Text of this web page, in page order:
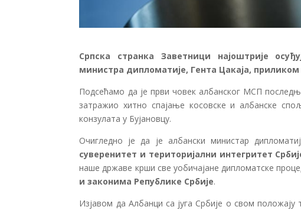
Српска странка Заветници најоштрије
министра дипломатије, Гента Цакаја, приликом
Подсећамо да је први човек албанског МСП
затражио хитно спајање косовске и албанске
конзулата у Бујановцу.
Очигледно је да је албански министар
суверенитет и територијални интегритет
наше државе крши све уобичајане дипломатске
и законима Републике Србије.
Изјавом да Албанци са југа Србије о свом положају